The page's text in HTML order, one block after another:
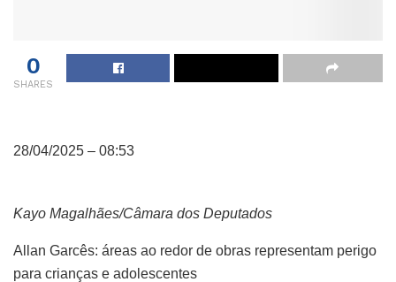
0
SHARES
28/04/2025 – 08:53
Kayo Magalhães/Câmara dos Deputados
Allan Garcês: áreas ao redor de obras representam perigo
para crianças e adolescentes